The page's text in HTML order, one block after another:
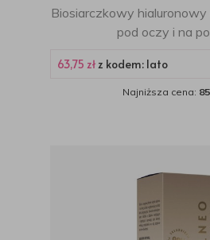
Biosiarczkowy
pod oczy i na
63,75 złz kodem: lato
Najniższa cena: